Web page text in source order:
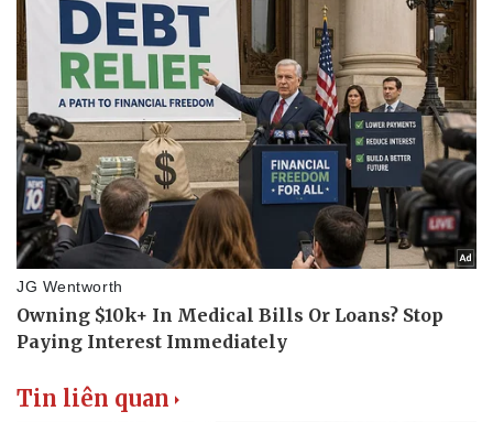
Thể thao
Bóng đá
Lịch thi đấu bóng đá
Thế giới thể thao
eSports
Hậu trường
Ô tô - Xe máy
Xe máy
Tư vấn
Tin liên quan